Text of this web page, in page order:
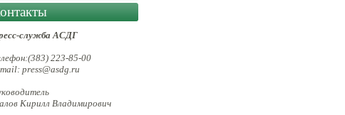
служба АСДГ
223-85-00
press@asdg.ru
Кирилл Владимирович